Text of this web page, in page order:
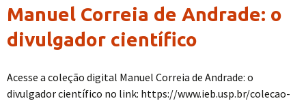
Manuel Correia de Andrade: o
divulgador científico
Acesse a coleção digital Manuel Correia de Andrade: o
divulgador científico no link: https://www.ieb.usp.br/colecao-